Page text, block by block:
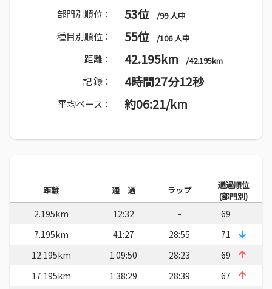
部門別順位： 53位 /99 人中
種目別順位： 55位 /106 人中
距離： 42.195km /42.195km
記 録： 4時間27分12秒
平均ペース： 約06:21/km
距離 通 過 ラップ
通過順位
(部門別)
2.195km 12:32 -
69
7.195km
41:27 28:55
71
12.195km
1:09:50 28:23
69
17.195km
1:38:29 28:39
67